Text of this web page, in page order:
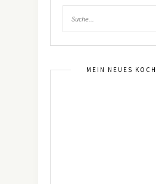
MEIN NEUES